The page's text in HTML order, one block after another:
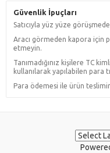
Güvenlik İpuçları
Satıcıyla yüz yüze
Aracı görmeden kapora için
etmeyin.
Tanımadığınız kişilere TC
kullanılarak yapılabilen
Para ödemesi ile ürün